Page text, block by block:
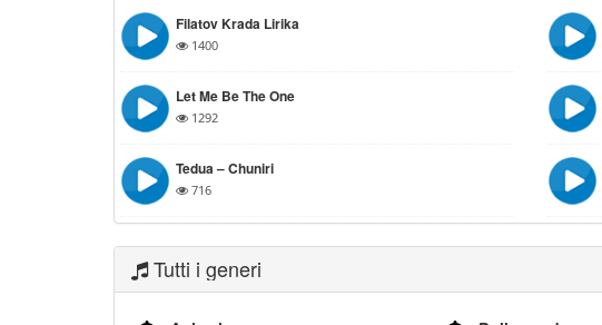
Filatov Krada Lirika
1400
Let Me Be The One
1292
Tedua – Chuniri
716
Tutti i generi